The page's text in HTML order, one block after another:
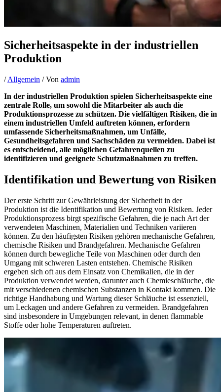
Sicherheitsaspekte in der industriellen
Produktion
/Allgemein / Von admin
In der industriellen Produktion spielen Sicherheitsaspekte eine
zentrale Rolle, um sowohl die Mitarbeiter als auch die
Produktionsprozesse zu schützen. Die vielfältigen Risiken, die in
einem industriellen Umfeld auftreten können, erfordern
umfassende Sicherheitsmaßnahmen, um Unfälle,
Gesundheitsgefahren und Sachschäden zu vermeiden. Dabei ist
es entscheidend, alle möglichen Gefahrenquellen zu
identifizieren und geeignete Schutzmaßnahmen zu treffen.
Identifikation und Bewertung von Risiken
Der erste Schritt zur Gewährleistung der Sicherheit in der
Produktion ist die Identifikation und Bewertung von Risiken. Jeder
Produktionsprozess birgt spezifische Gefahren, die je nach Art der
verwendeten Maschinen, Materialien und Techniken variieren
können. Zu den häufigsten Risiken gehören mechanische Gefahren,
chemische Risiken und Brandgefahren. Mechanische Gefahren
können durch bewegliche Teile von Maschinen oder durch den
Umgang mit schweren Lasten entstehen. Chemische Risiken
ergeben sich oft aus dem Einsatz von Chemikalien, die in der
Produktion verwendet werden, darunter auch Chemieschläuche, die
mit verschiedenen chemischen Substanzen in Kontakt kommen. Die
richtige Handhabung und Wartung dieser Schläuche ist essenziell,
um Leckagen und andere Gefahren zu vermeiden. Brandgefahren
sind insbesondere in Umgebungen relevant, in denen flammable
Stoffe oder hohe Temperaturen auftreten.